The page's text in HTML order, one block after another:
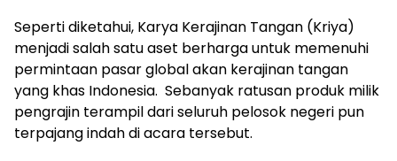
Seperti diketahui, Karya Kerajinan Tangan (Kriya)
menjadi salah satu aset berharga untuk memenuhi
permintaan pasar global akan kerajinan tangan
yang khas Indonesia. Sebanyak ratusan produk milik
pengrajin terampil dari seluruh pelosok negeri pun
terpajang indah di acara tersebut.